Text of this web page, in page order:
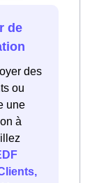
de
des
ou
une
à